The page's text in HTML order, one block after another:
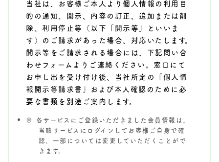
当社は、お客様ご本人より個人情報の利用目
的の通知、開示、内容の訂正、追加または削
除、利用停止等（以下「開示等」といいま
す）のご請求があった場合、対応いたします。
開示等をご請求される場合には、下記問い合
わせフォームよりご連絡ください。窓口にて
お申し出を受け付け後、当社所定の「個人情
報開示等請求書」および本人確認のために必
要な書類を別途ご案内します。
各サービスにご登録いただきました会員情報は、
当該サービスにログインしてお客様ご自身で確
認、一部については変更していただくことがで
きます。